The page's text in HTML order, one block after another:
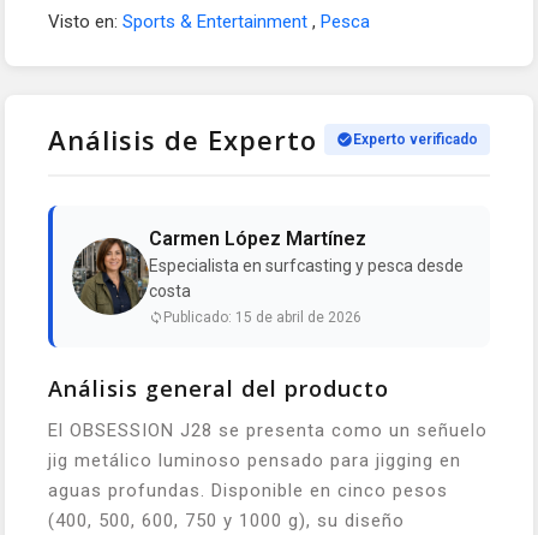
Visto en: Sports & Entertainment , Pesca
Análisis de Experto Experto verificado
Carmen López Martínez
Especialista en surfcasting y pesca desde
costa
Publicado: 15 de abril de 2026
Análisis general del producto
El OBSESSION J28 se presenta como un señuelo
jig metálico luminoso pensado para jigging en
aguas profundas. Disponible en cinco pesos
(400, 500, 600, 750 y 1000 g), su diseño